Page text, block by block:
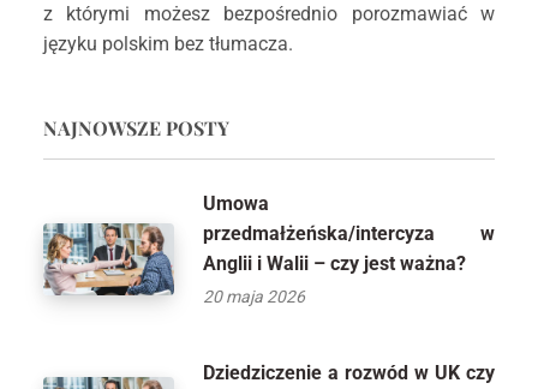
z którymi możesz bezpośrednio porozmawiać w
języku polskim bez tłumacza.
NAJNOWSZE POSTY
Umowa
przedmałżeńska/intercyza w
Anglii i Walii – czy jest ważna?
20 maja 2026
Dziedziczenie a rozwód w UK czy